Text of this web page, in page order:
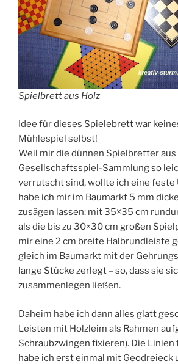
Spielbrett aus Holz
Idee für dieses Spielebrett war
Mühlespiel selbst!
Weil mir die dünnen Spielbretter
Gesellschaftsspiel-Sammlung so
verrutscht sind, wollte ich eine feste
habe ich mir im Baumarkt 5 mm
zusägen lassen: mit 35×35 cm
als die bis zu 30×30 cm großen
mir eine 2 cm breite Halbrundleiste
gleich im Baumarkt mit der
lange Stücke zerlegt – so, dass sie
zusammenlegen ließen.
Daheim habe ich dann alles glatt
Leisten mit Holzleim als Rahmen
Schraubzwingen fixieren). Die
habe ich erst einmal mit Geodreieck